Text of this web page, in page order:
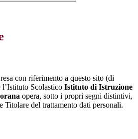
con riferimento a questo sito (di
Scolastico Istituto di Istruzione
opera, sotto i propri segni distintivi,
Titolare del trattamento dati personali.